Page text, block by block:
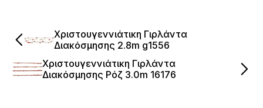
Χριστουγεννιάτικη Γιρλάντα
Διακόσμησης 2.8m g1556
Χριστουγεννιάτικη Γιρλάντα
Διακόσμησης Ρόζ 3.0m 16176